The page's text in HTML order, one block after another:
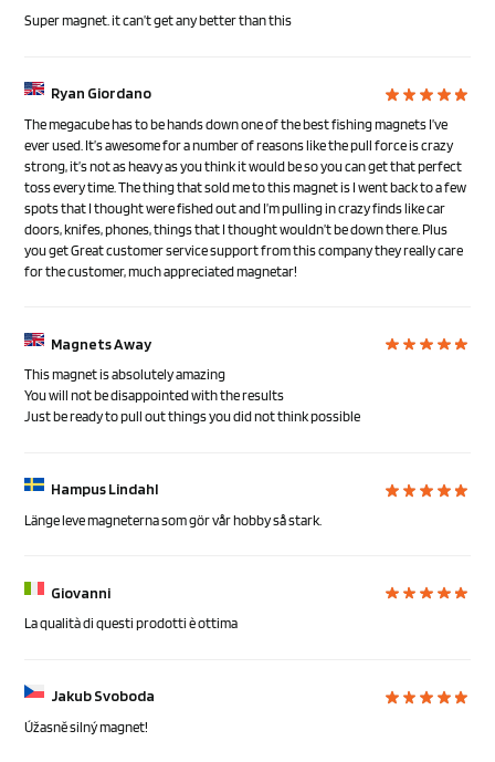
Super magnet. it can’t get any better than this
Ryan Giordano
The megacube has to be hands down one of the best fishing magnets I’ve
ever used. It’s awesome for a number of reasons like the pull force is crazy
strong, it’s not as heavy as you think it would be so you can get that perfect
toss every time. The thing that sold me to this magnet is I went back to a few
spots that I thought were fished out and I’m pulling in crazy finds like car
doors, knifes, phones, things that I thought wouldn’t be down there. Plus
you get Great customer service support from this company they really care
for the customer, much appreciated magnetar!
Magnets Away
This magnet is absolutely amazing
You will not be disappointed with the results
Just be ready to pull out things you did not think possible
Hampus Lindahl
Länge leve magneterna som gör vår hobby så stark.
Giovanni
La qualità di questi prodotti è ottima
Jakub Svoboda
Úžasně silný magnet!